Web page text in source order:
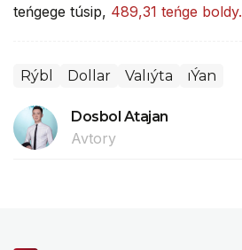
teńgege túsip, 489,31 teńge boldy.
Rýbl Dollar Valıýta ıÝan
Dosbol Atajan
Avtory